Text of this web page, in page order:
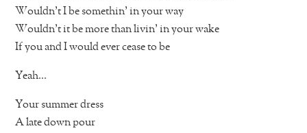
Wouldn’t I be somethin’ in your way
Wouldn’t it be more than livin’ in your wake
If you and I would ever cease to be
Yeah…
Your summer dress
A late down pour